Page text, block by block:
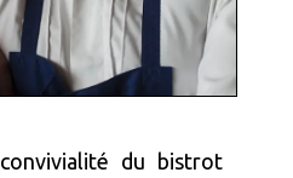
du bistrot